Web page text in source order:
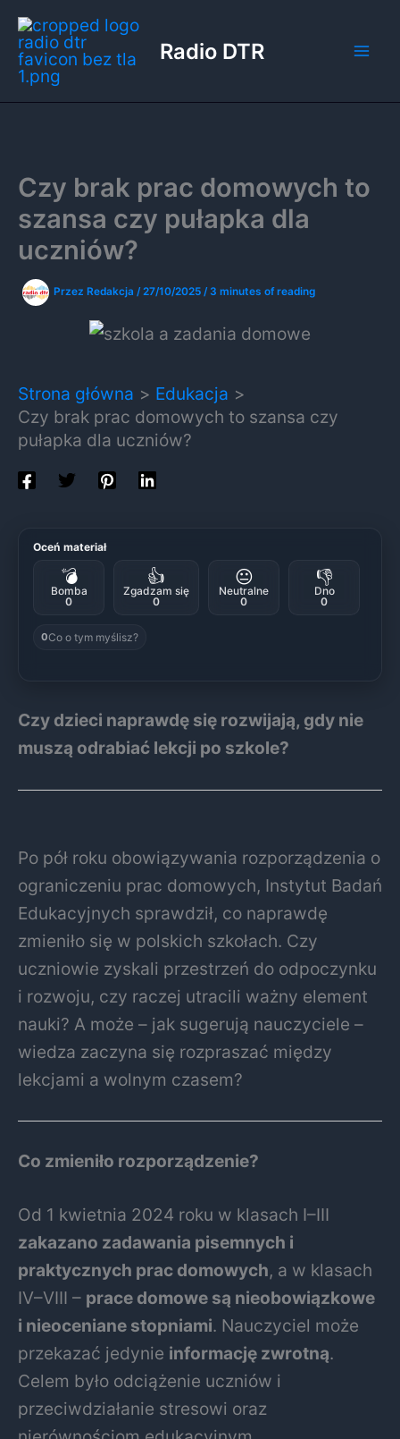
Przejdź
do
treści
Radio DTR
Czy brak prac domowych to
szansa czy pułapka dla
uczniów?
Przez Redakcja /27/10/2025 / 3 minutes of reading
Strona główna
Edukacja
Czy brak prac domowych to szansa czy
pułapka dla uczniów?
Oceń materiał
💣
Bomba
0
👍
Zgadzam się
0
😐
Neutralne
0
👎
Dno
0
0Co o tym myślisz?
Czy dzieci naprawdę się rozwijają, gdy nie
muszą odrabiać lekcji po szkole?
Po pół roku obowiązywania rozporządzenia o
ograniczeniu prac domowych, Instytut Badań
Edukacyjnych sprawdził, co naprawdę
zmieniło się w polskich szkołach. Czy
uczniowie zyskali przestrzeń do odpoczynku
i rozwoju, czy raczej utracili ważny element
nauki? A może – jak sugerują nauczyciele –
wiedza zaczyna się rozpraszać między
lekcjami a wolnym czasem?
Co zmieniło rozporządzenie?
Od 1 kwietnia 2024 roku w klasach I–III
zakazano zadawania pisemnych i
praktycznych prac domowych, a w klasach
IV–VIII – prace domowe są nieobowiązkowe
i nieoceniane stopniami. Nauczyciel może
przekazać jedynie informację zwrotną.
Celem było odciążenie uczniów i
przeciwdziałanie stresowi oraz